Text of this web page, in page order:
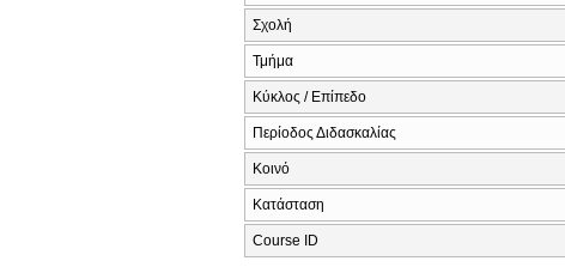
Σχολή
Τμήμα
Κύκλος / Επίπεδο
Περίοδος Διδασκαλίας
Κοινό
Κατάσταση
Course ID